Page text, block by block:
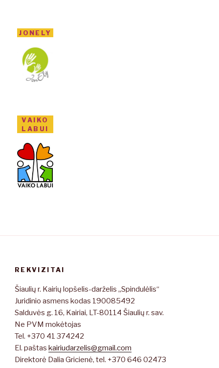
JONELY
VAIKO
LABUI
REKVIZITAI
Šiaulių r. Kairių lopšelis-darželis „Spindulėlis“
Juridinio asmens kodas 190085492
Salduvės g. 16, Kairiai, LT-80114 Šiaulių r. sav.
Ne PVM mokėtojas
Tel. +370 41 374242
El. paštas kairiudarzelis@gmail.com
Direktorė Dalia Gricienė, tel. +370 646 02473